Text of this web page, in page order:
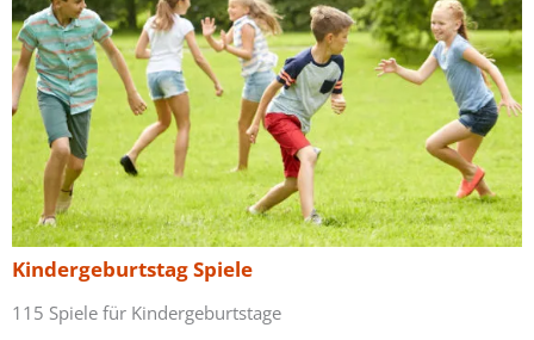
Kindergeburtstag Spiele
115 Spiele für Kindergeburtstage